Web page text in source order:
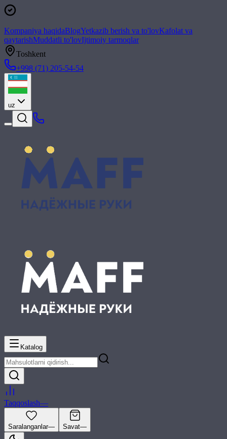
Kompaniya haqidaBlogYetkazib berish va to'lovKafolat va
qaytarishMuddatli to'lovIjtimoiy tarmoqlar
Toshkent
+998 (71) 205-54-54
uz
Katalog
Taqqoslash—
Saralanganlar— Savat—